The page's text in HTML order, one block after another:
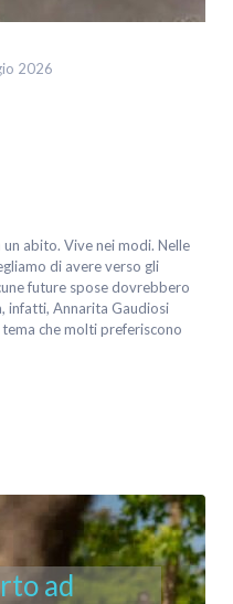
2026
abito. Vive nei modi. Nelle
di avere verso gli
future spose dovrebbero
infatti, Annarita Gaudiosi
che molti preferiscono
ad